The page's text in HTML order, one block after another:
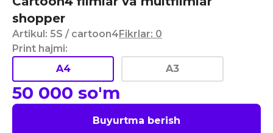
shopper
Artikul: 5S / cartoon4Fikrlar: 0
Print hajmi:
A4
A3
50 000 so'm
Buyurtma berish